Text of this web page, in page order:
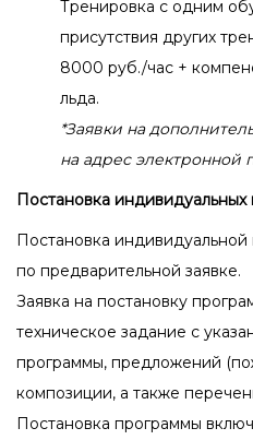
Тренировка с одним
присутствия других
8000 руб./час +
льда.
*Заявки на
на адрес электронной
Постановка индивидуальных
Постановка
по предварительной заявке.
Заявка на постановку
техническое задание с
программы, предложений
композиции, а также
Постановка программы